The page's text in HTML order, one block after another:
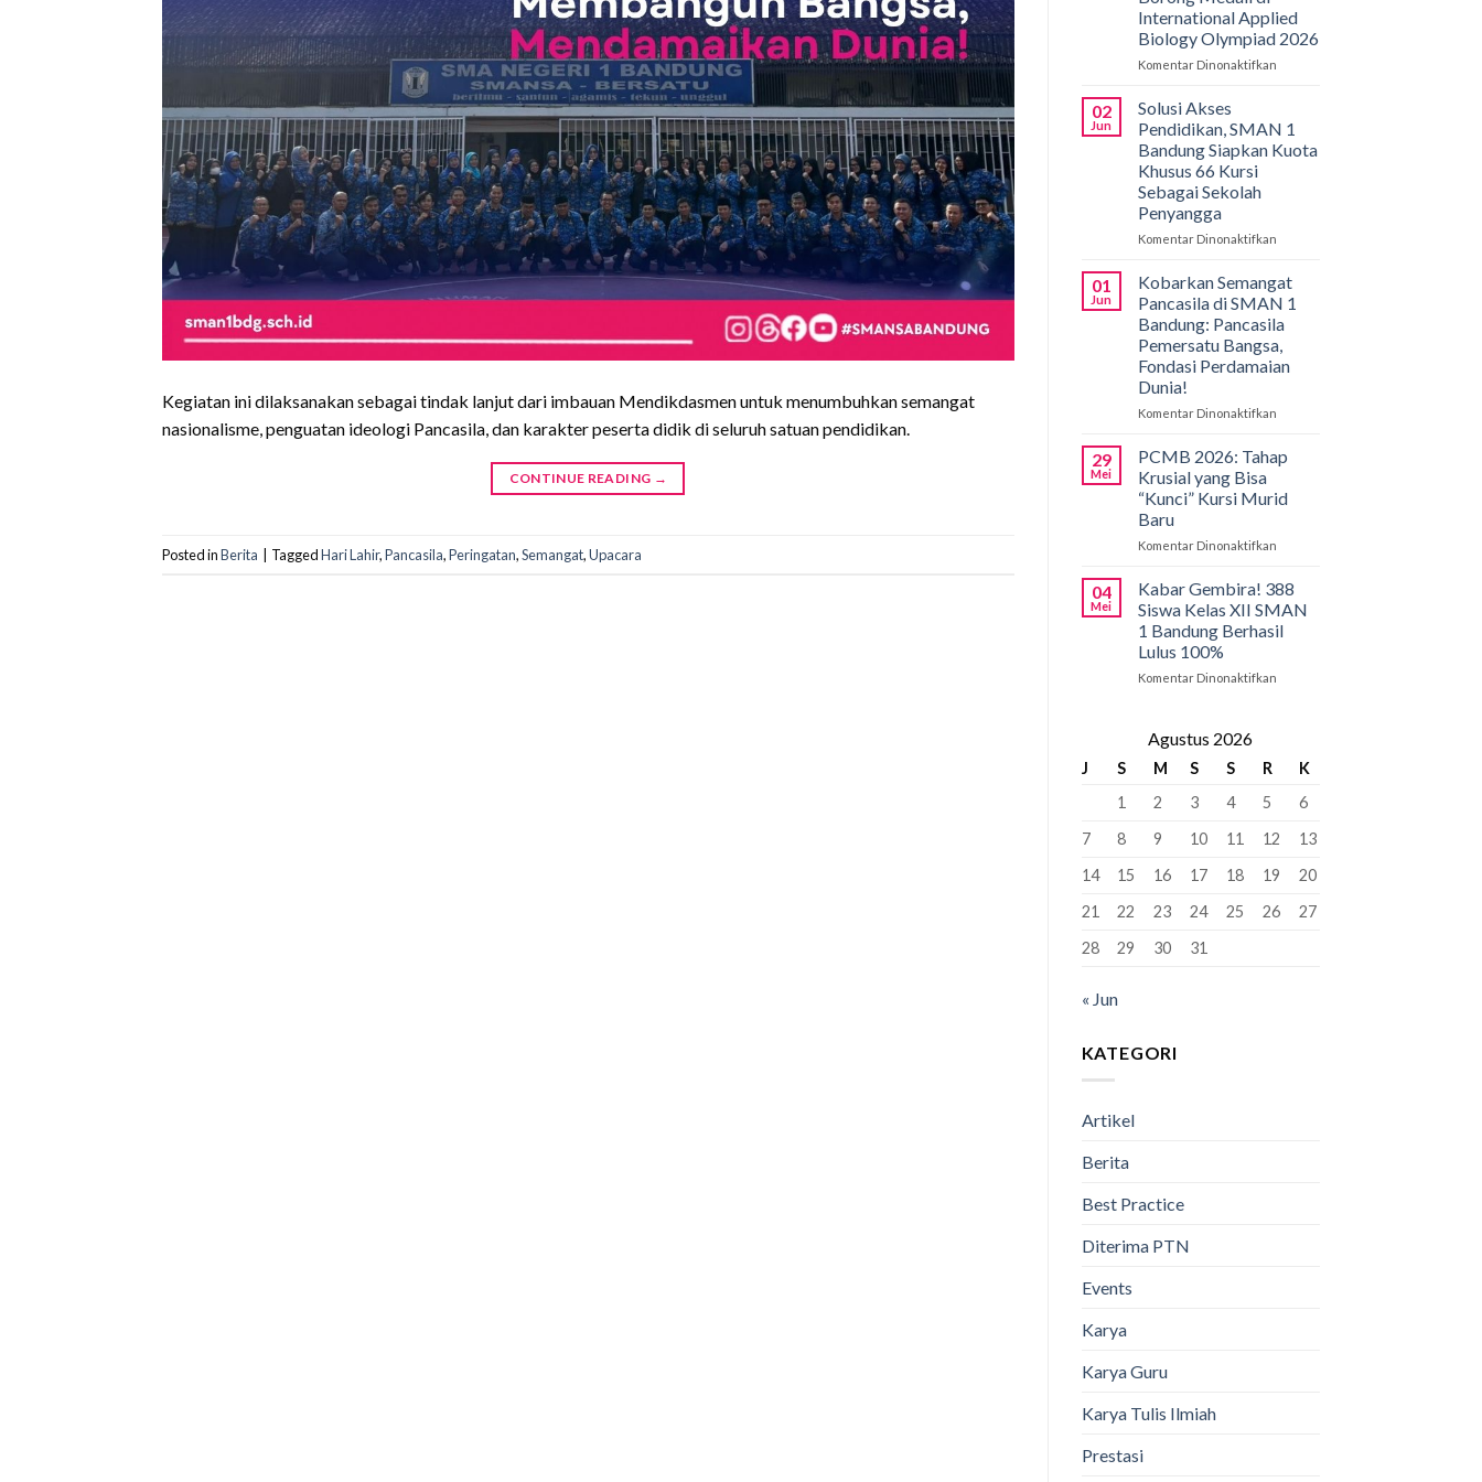
Kegiatan ini dilaksanakan sebagai tindak lanjut dari imbauan Mendikdasmen untuk menumbuhkan semangat
nasionalisme, penguatan ideologi Pancasila, dan karakter peserta didik di seluruh satuan pendidikan.
CONTINUE READING →
Posted inBerita TaggedHari Lahir,Pancasila,Peringatan,Semangat,Upacara
International Applied
Biology Olympiad 2026
Komentar Dinonaktifkan
Bali!
Siswa
SMAN
Applied
Biology
Olympiad
2026
02
Jun
Solusi Akses
Pendidikan, SMAN 1
Bandung Siapkan Kuota
Khusus 66 Kursi
Sebagai Sekolah
Penyangga
Komentar Dinonaktifkan
Akses
Pendidikan,
SMAN
1
Bandung
Siapkan
Sebagai
Penyangga
01
Jun
Kobarkan Semangat
Pancasila di SMAN 1
Bandung: Pancasila
Pemersatu Bangsa,
Fondasi Perdamaian
Dunia!
Komentar Dinonaktifkan
Pancasila
SMAN
Pemersatu
Fondasi
Perdamaian
29
Mei
PCMB 2026: Tahap
Krusial yang Bisa
“Kunci” Kursi Murid
Baru
Komentar Dinonaktifkan
2026:
Tahap
Krusial
yang
04
Mei
Kabar Gembira! 388
Siswa Kelas XII SMAN
1 Bandung Berhasil
Lulus 100%
Komentar Dinonaktifkan
Kelas
SMAN
Bandung
Lulus
100%
Agustus 2026
J S M S S R
K
1
2 3 4 5
6
7
8 9 10 11 12
13
14
15 16 17 18 19
20
21
22 23 24 25 26
27
28
29 30 31
« Jun
KATEGORI
Artikel
Berita
Best Practice
Diterima PTN
Events
Karya
Karya Guru
Karya Tulis Ilmiah
Prestasi